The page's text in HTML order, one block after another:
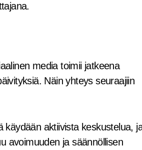
media toimii jatkeena
Näin yhteys seuraajiin
aktiivista keskustelua,
avoimuuden ja säännöllisen